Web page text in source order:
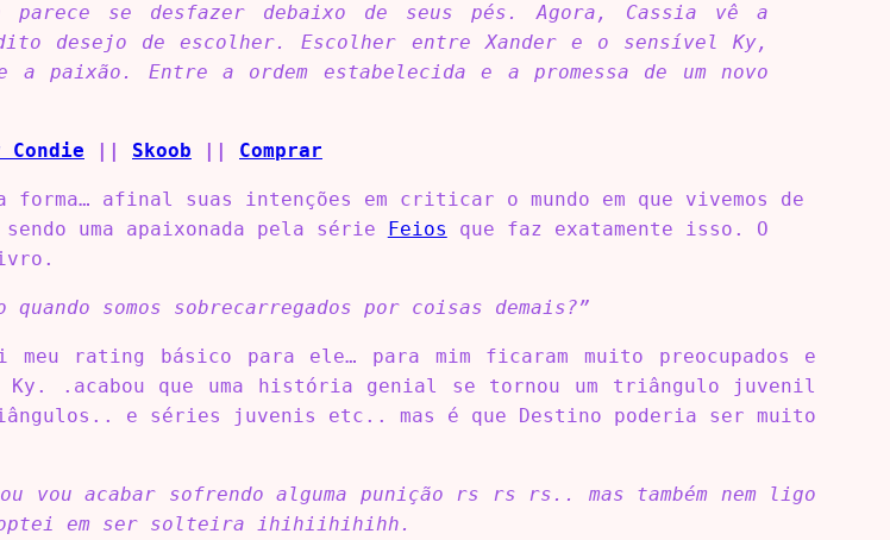
parece se desfazer debaixo de seus pés. Agora, Cassia vê a
desejo de escolher. Escolher entre Xander e o sensível Ky,
Entre a ordem estabelecida e a promessa de um novo
Skoob Comprar
forma… afinal suas intenções em criticar o mundo em que vivemos de
uma apaixonada pela série
Feios que faz exatamente isso. O
somos sobrecarregados por coisas demais?”
rating básico para ele… para mim ficaram muito preocupados e
Ky. .acabou que uma história genial se tornou um triângulo juvenil
e séries juvenis etc.. mas é que Destino poderia ser muito
vou acabar sofrendo alguma punição rs rs rs.. mas também nem ligo
optei em ser solteira ihihiihihihh.